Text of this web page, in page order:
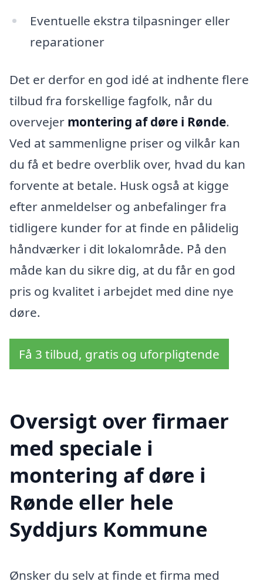
Eventuelle ekstra tilpasninger eller
reparationer
Det er derfor en god idé at indhente flere
tilbud fra forskellige fagfolk, når du
overvejer montering af døre i Rønde.
Ved at sammenligne priser og vilkår kan
du få et bedre overblik over, hvad du kan
forvente at betale. Husk også at kigge
efter anmeldelser og anbefalinger fra
tidligere kunder for at finde en pålidelig
håndværker i dit lokalområde. På den
måde kan du sikre dig, at du får en god
pris og kvalitet i arbejdet med dine nye
døre.
Få 3 tilbud, gratis og uforpligtende
Oversigt over firmaer
med speciale i
montering af døre i
Rønde eller hele
Syddjurs Kommune
Ønsker du selv at finde et firma med